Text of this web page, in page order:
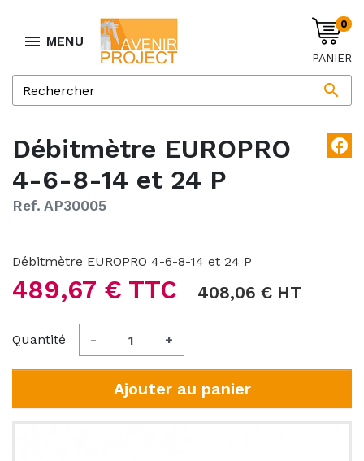
 MENU

0
PANIER
Débitmètre EUROPRO
4-6-8-14 et 24 P
facebook
Ref. AP30005
Débitmètre EUROPRO 4-6-8-14 et 24 P
489,67 € TTC 408,06 € HT
Quantité - +
Ajouter au panier